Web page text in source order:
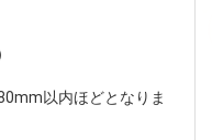
以内ほどとなりま